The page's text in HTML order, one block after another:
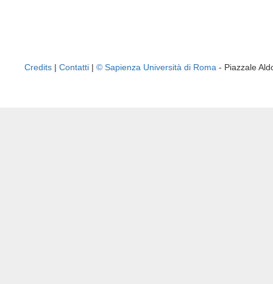
Credits | Contatti | © Sapienza Università di Roma - Piazzale